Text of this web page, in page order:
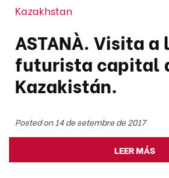
Kazakhstan
ASTANÀ. Visita a
futurista capital
Kazakistán.
Posted on 14 de setembre de 2017
LEER MÁS